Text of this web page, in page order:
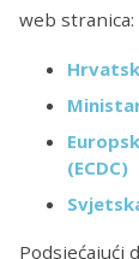
web stranica:
(ECDC)
Podsjećajući